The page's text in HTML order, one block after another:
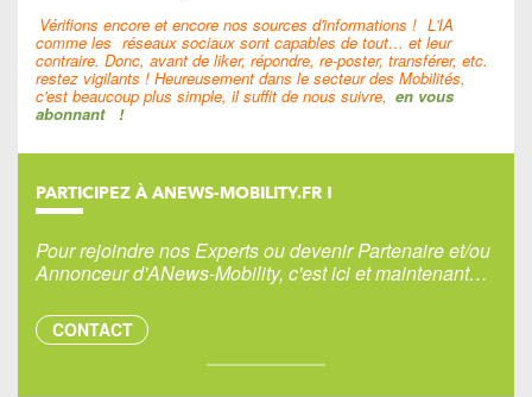
Vérifions encore et encore nos sources d'informations ! L'IA
comme les réseaux sociaux sont capables de tout… et leur
contraire. Donc, avant de liker, répondre, re-poster, transférer, etc.
restez vigilants ! Heureusement dans le secteur des Mobilités,
c'est beaucoup plus simple, il suffit de nous suivre, en vous
abonnant !
PARTICIPEZ À ANEWS-MOBILITY.FR !
Pour rejoindre nos Experts ou devenir Partenaire et/ou
Annonceur d'ANews-Mobility, c'est ici et maintenant…
CONTACT